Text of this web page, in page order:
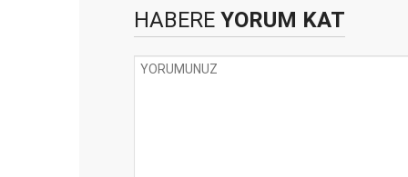
HABERE YORUM KAT